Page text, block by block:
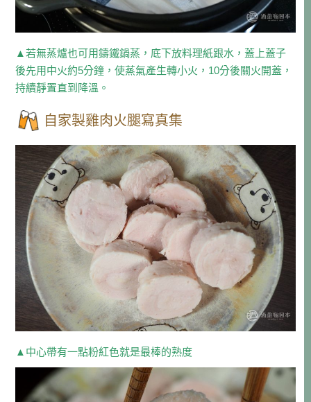
▲若無蒸爐也可用鑄鐵鍋蒸，底下放料理紙跟水，蓋上蓋子
後先用中火約5分鐘，使蒸氣產生轉小火，10分後關火開蓋，
持續靜置直到降溫。
自家製雞肉火腿寫真集
▲中心帶有一點粉紅色就是最棒的熟度